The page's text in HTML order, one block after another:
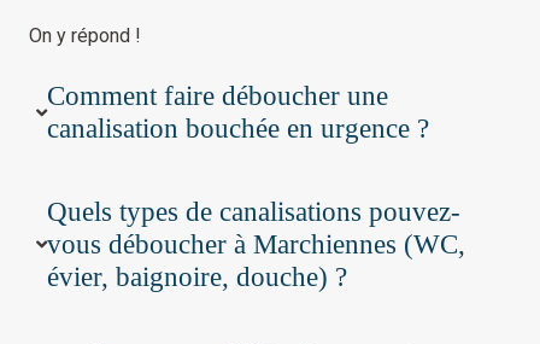
On y répond !
Comment faire déboucher une
canalisation bouchée en urgence ?
Quels types de canalisations pouvez-
vous déboucher à Marchiennes (WC,
évier, baignoire, douche) ?